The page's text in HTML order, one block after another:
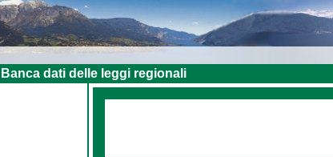
Banca dati delle leggi regionali